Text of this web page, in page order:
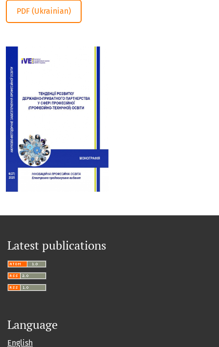
Requires Subscription
PDF (Ukrainian)
Latest publications
Language
English